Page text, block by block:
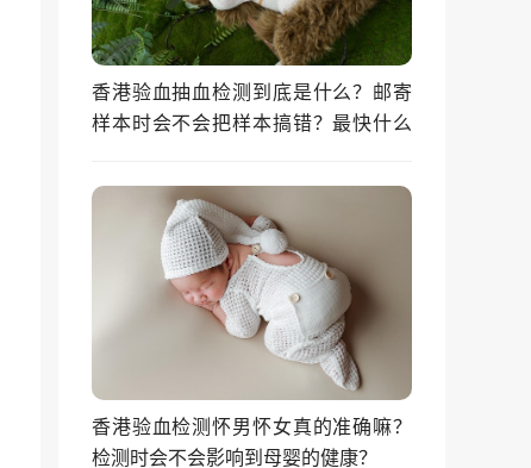
香港验血抽血检测到底是什么？邮寄
样本时会不会把样本搞错？最快什么
香港验血检测怀男怀女真的准确嘛？
检测时会不会影响到母婴的健康？